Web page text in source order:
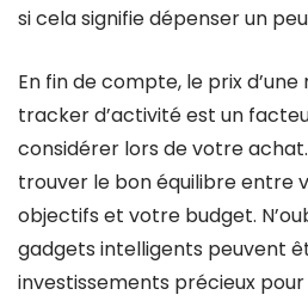
si cela signifie dépenser un
En fin de compte, le prix d’une
tracker d’activité est un
considérer lors de votre
trouver le bon équilibre entre
objectifs et votre budget.
gadgets intelligents peuvent
investissements précieux